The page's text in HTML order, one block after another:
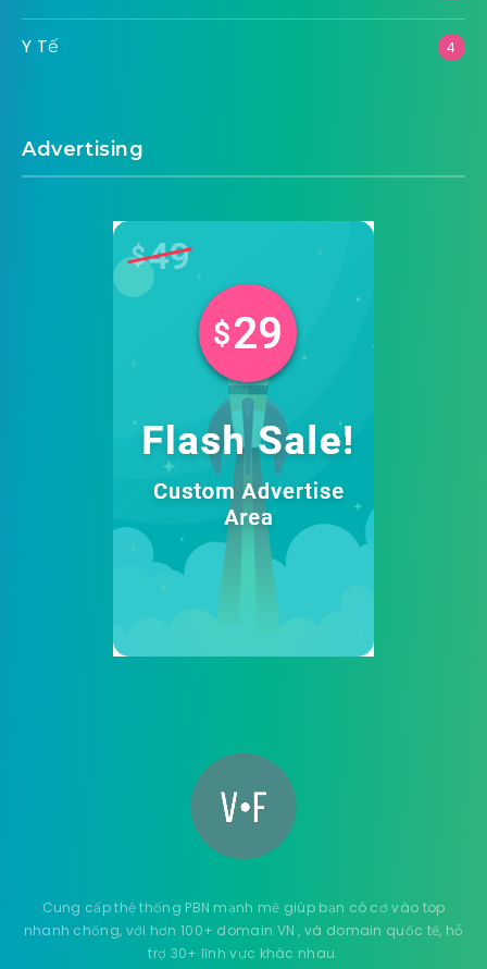
Y Tế 4
Advertising
Cung cấp thệ thống PBN mạnh mẽ giúp bạn có cơ vào top
nhanh chống, với hơn 100+ domain VN , và domain quốc tế, hỗ
trợ 30+ lĩnh vực khác nhau.